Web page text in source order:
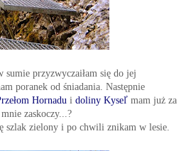
sumie przyzwyczaiłam się do jej
poranek od śniadania. Następnie
Hornadu i doliny Kyseľ mam już za
zaskoczy...?
szlak zielony i po chwili znikam w lesie.